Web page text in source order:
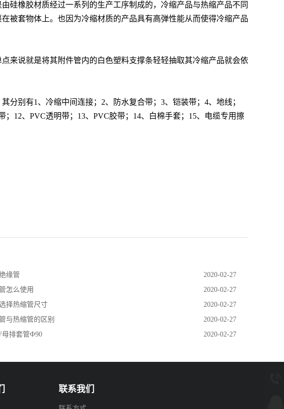
硅橡胶材质经过一系列的生产工序制成的，冷缩产品与热缩产品不同
被套物体上。也因为冷缩材质的产品具有高弹性能从而使得冷缩产品
来说就是将其附件管内的白色塑料支撑条轻轻抽取其冷缩产品就会依
分别有1、冷缩中间连接；2、防水复合带；3、铠装带；4、地线；
； 12、 PVC透明带；13、 PVC胶带；14、白棉手套； 15、电缆专用擦
缘管
2020-02-27
怎么使用
2020-02-27
择热缩管尺寸
2020-02-27
与热缩管的区别
2020-02-27
母排套管Ф90 2020-02-27
联系我们